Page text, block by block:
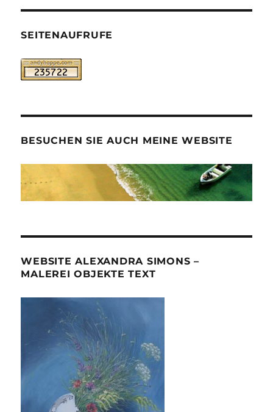
SEITENAUFRUFE
BESUCHEN SIE AUCH MEINE WEBSITE
WEBSITE ALEXANDRA SIMONS –
MALEREI OBJEKTE TEXT